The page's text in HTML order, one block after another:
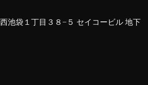
池袋１丁目３８−５ セイコービル 地下